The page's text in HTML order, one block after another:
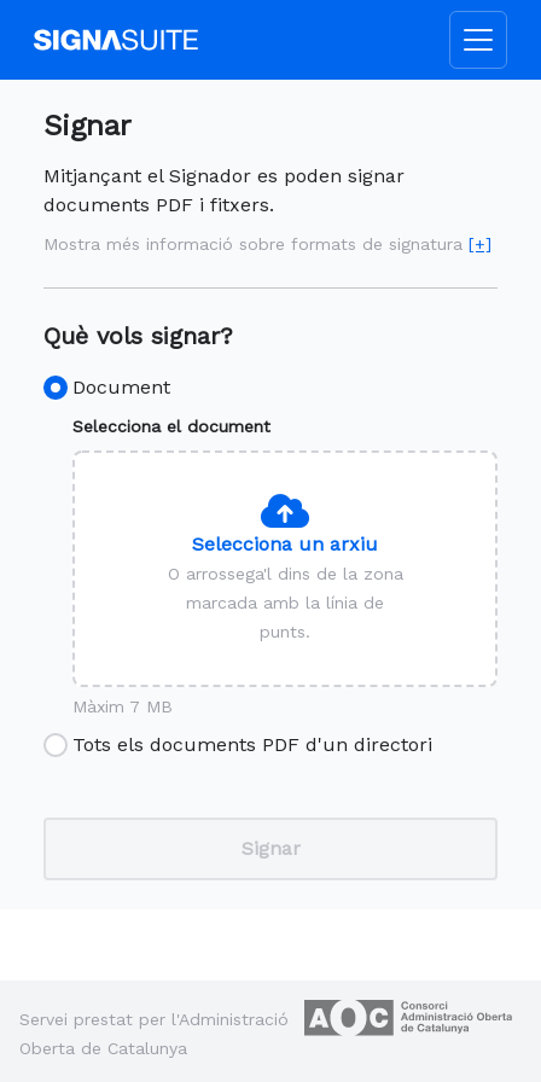
Signar
Mitjançant el Signador es poden signar
documents PDF i fitxers.
Mostra més informació sobre formats de signatura [+]
Què vols signar?
Document
Selecciona el document
Selecciona un arxiu
O arrossega'l dins de la zona
marcada amb la línia de
punts.
Màxim 7 MB
Tots els documents PDF d'un directori
Servei prestat per l'Administració
Oberta de Catalunya